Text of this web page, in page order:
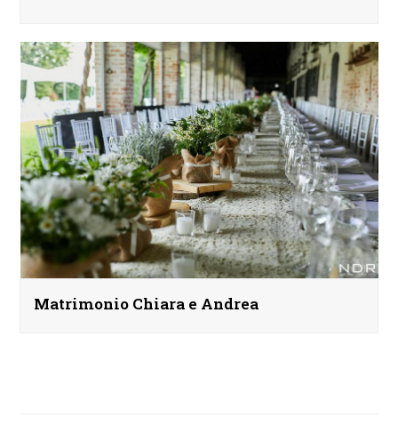
Matrimonio Chiara e Andrea